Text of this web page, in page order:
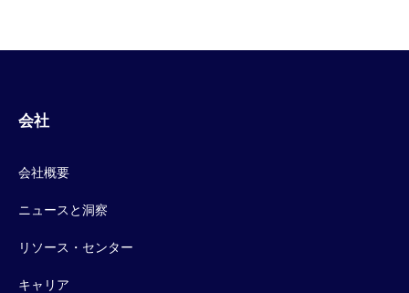
会社
会社概要
ニュースと洞察
リソース・センター
キャリア